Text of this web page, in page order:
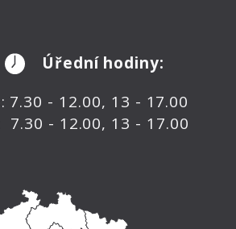
Úřední hodiny:
7.30 - 12.00, 13 - 17.00
7.30 - 12.00, 13 - 17.00